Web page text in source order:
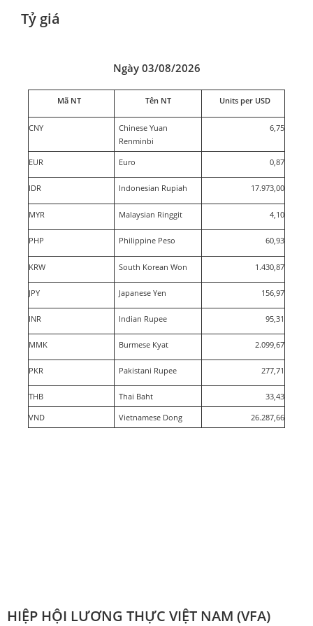
Tỷ giá
Ngày 03/08/2026
Mã NT Tên NT Units per USD
CNY
Chinese Yuan
Renminbi
6,75
EUR Euro 0,87
IDR Indonesian Rupiah 17.973,00
MYR Malaysian Ringgit 4,10
PHP Philippine Peso 60,93
KRW South Korean Won 1.430,87
JPY Japanese Yen 156,97
INR Indian Rupee 95,31
MMK Burmese Kyat 2.099,67
PKR Pakistani Rupee 277,71
THB Thai Baht
33,43
VND
Vietnamese Dong 26.287,66
HIỆP HỘI LƯƠNG THỰC VIỆT NAM (VFA)